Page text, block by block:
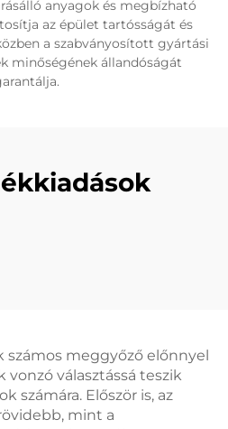
anyagok és megbízható
az épület tartósságát és
a szabványosított gyártási
minőségének állandóságát
számos meggyőző előnnyel
választássá teszik
számára. Először is, az
mint a